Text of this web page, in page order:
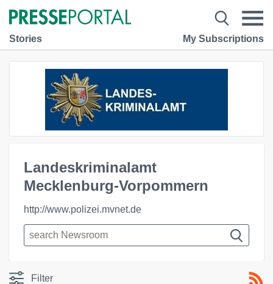
Stories My Subscriptions
Landeskriminalamt
Mecklenburg-Vorpommern
http://www.polizei.mvnet.de
Filter